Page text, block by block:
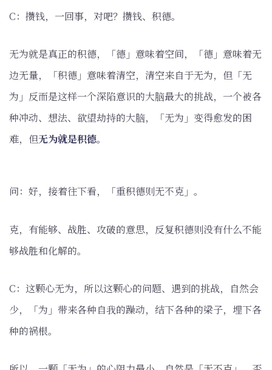
C：攒钱，一回事，对吧？攒钱、积德。
无为就是真正的积德，「德」意味着空间，「德」意味着无
边无量，「积德」意味着清空，清空来自于无为，但「无
为」反而是这样一个深陷意识的大脑最大的挑战，一个被各
种冲动、想法、欲望劫持的大脑，「无为」变得愈发的困
难，但无为就是积德。
问：好，接着往下看，「重积德则无不克」。
克，有能够、战胜、攻破的意思，反复积德则没有什么不能
够战胜和化解的。
C：这颗心无为，所以这颗心的问题、遇到的挑战，自然会
少，「为」带来各种自我的躁动，结下各种的梁子，埋下各
种的祸根。